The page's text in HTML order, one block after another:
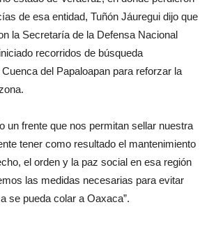
de esa entidad, Tuñón Jáuregui dijo que
la Secretaría de la Defensa Nacional
recorridos de búsqueda
del Papaloapan para reforzar la
un frente que nos permitan sellar nuestra
tener como resultado el mantenimiento
el orden y la paz social en esa región
las medidas necesarias para evitar
se pueda colar a Oaxaca”.